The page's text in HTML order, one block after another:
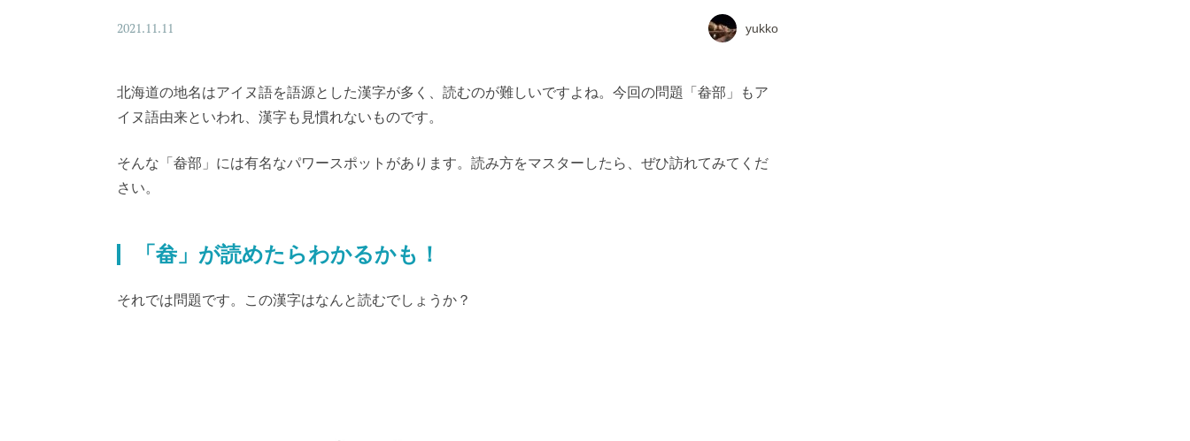
2021.11.11 yukko
北海道の地名はアイヌ語を語源とした漢字が多く、読むのが難しいですよね。今回の問題「畚部」もア
イヌ語由来といわれ、漢字も見慣れないものです。
そんな「畚部」には有名なパワースポットがあります。読み方をマスターしたら、ぜひ訪れてみてくだ
さい。
「畚」が読めたらわかるかも！
それでは問題です。この漢字はなんと読むでしょうか？